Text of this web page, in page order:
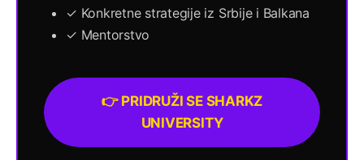
✓ Konkretne strategije iz Srbije i Balkana
✓ Mentorstvo
👉 PRIDRUŽI SE SHARKZ
UNIVERSITY